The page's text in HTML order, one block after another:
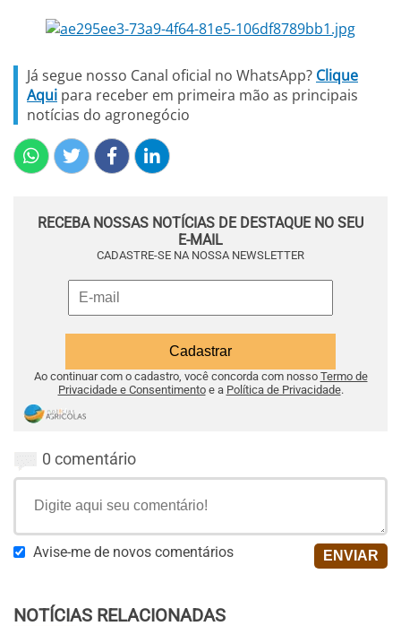
Já segue nosso Canal oficial no WhatsApp? Clique
Aqui para receber em primeira mão as principais
notícias do agronegócio
RECEBA NOSSAS NOTÍCIAS DE DESTAQUE NO SEU
E-MAIL
CADASTRE-SE NA NOSSA NEWSLETTER
Ao continuar com o cadastro, você concorda com nosso Termo de
Privacidade e Consentimentoe a Política de Privacidade.
0 comentário
Avise-me de novos comentários
NOTÍCIAS RELACIONADAS